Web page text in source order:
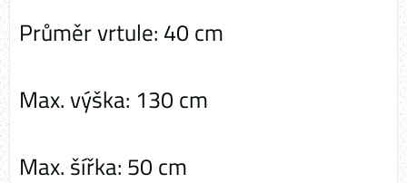
Průměr vrtule: 40 cm
Max. výška: 130 cm
Max. šířka: 50 cm